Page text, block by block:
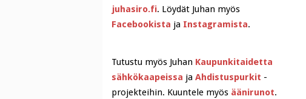
juhasiro.fi. Löydät Juhan myös
Facebookista ja Instagramista.
Tutustu myös Juhan Kaupunkitaidetta
sähkökaapeissa ja Ahdistuspurkit -
projekteihin. Kuuntele myös äänirunot.